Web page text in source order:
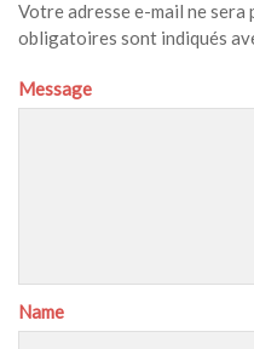
Votre adresse e-mail ne sera
obligatoires sont indiqués
Message
Name